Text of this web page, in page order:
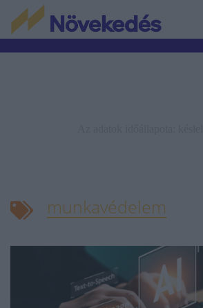
munkavédelem